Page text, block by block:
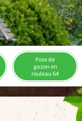
Pose de
gazon en
rouleau 64